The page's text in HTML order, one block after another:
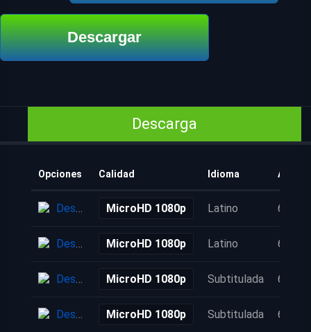
Descargar
Descarga
Opciones Calidad Idioma
Descarga MicroHD 1080p Latino 6 años
Descarga MicroHD 1080p Latino 6 años
Descarga MicroHD 1080p Subtitulada 6 años
Descarga MicroHD 1080p Subtitulada 6 años